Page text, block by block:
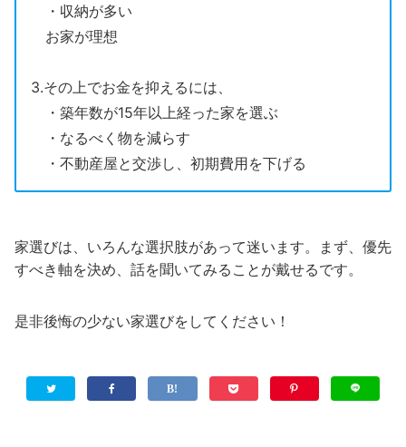
・収納が多い
お家が理想
3.その上でお金を抑えるには、
・築年数が15年以上経った家を選ぶ
・なるべく物を減らす
・不動産屋と交渉し、初期費用を下げる
家選びは、いろんな選択肢があって迷います。まず、優先
すべき軸を決め、話を聞いてみることが戴せるです。
是非後悔の少ない家選びをしてください！